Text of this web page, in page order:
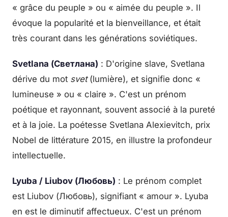
« grâce du peuple » ou « aimée du peuple ». Il
évoque la popularité et la bienveillance, et était
très courant dans les générations soviétiques.
Svetlana (Светлана) : D'origine slave, Svetlana
dérive du mot svet(lumière), et signifie donc «
lumineuse » ou « claire ». C'est un prénom
poétique et rayonnant, souvent associé à la pureté
et à la joie. La poétesse Svetlana Alexievitch, prix
Nobel de littérature 2015, en illustre la profondeur
intellectuelle.
Lyuba / Liubov (Любовь) : Le prénom complet
est Liubov (Любовь), signifiant « amour ». Lyuba
en est le diminutif affectueux. C'est un prénom